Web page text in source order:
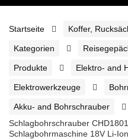
Startseite Koffer,
Kategorien
Produkte Elektro- and
Elektrowerkzeuge
Akku- and Bohrschrauber
Schlagbohrschrauber
Schlagbohrmaschine 18V Li-